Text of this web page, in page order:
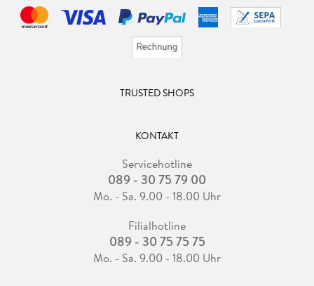
TRUSTED SHOPS
KONTAKT
Servicehotline
089 - 30 75 79 00
Mo. - Sa. 9.00 - 18.00 Uhr
Filialhotline
089 - 30 75 75 75
Mo. - Sa. 9.00 - 18.00 Uhr